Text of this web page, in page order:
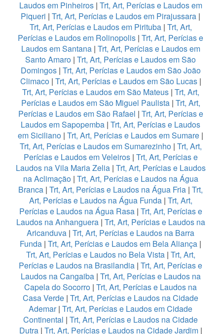
Laudos em Pinheiros| Trt, Art, Perícias e Laudos em
Piqueri | Trt, Art, Perícias e Laudos em Pirajussara |
Trt, Art, Perícias e Laudos em Pirituba| Trt, Art,
Perícias e Laudos em Rolinopolis | Trt, Art, Perícias e
Laudos em Santana| Trt, Art, Perícias e Laudos em
Santo Amaro | Trt, Art, Perícias e Laudos em São
Domingos| Trt, Art, Perícias e Laudos em São João
Climaco| Trt, Art, Perícias e Laudos em São Lucas|
Trt, Art, Perícias e Laudos em São Mateus | Trt, Art,
Perícias e Laudos em São Miguel Paulista| Trt, Art,
Perícias e Laudos em São Rafael | Trt, Art, Perícias e
Laudos em Sapopemba | Trt, Art, Perícias e Laudos
em Siciliano | Trt, Art, Perícias e Laudos em Sumare |
Trt, Art, Perícias e Laudos em Sumarezinho| Trt, Art,
Perícias e Laudos em Veleiros| Trt, Art, Perícias e
Laudos na Vila Maria Zelia| Trt, Art, Perícias e Laudos
na Aclimação| Trt, Art, Perícias e Laudos na Água
Branca | Trt, Art, Perícias e Laudos na Água Fria | Trt,
Art, Perícias e Laudos na Água Funda| Trt, Art,
Perícias e Laudos na Água Rasa | Trt, Art, Perícias e
Laudos na Anhanguera| Trt, Art, Perícias e Laudos na
Aricanduva | Trt, Art, Perícias e Laudos na Barra
Funda | Trt, Art, Perícias e Laudos em Bela Aliança |
Trt, Art, Perícias e Laudos no Bela Vista| Trt, Art,
Perícias e Laudos na Brasilandia | Trt, Art, Perícias e
Laudos na Cangaiba| Trt, Art, Perícias e Laudos na
Capela do Socorro | Trt, Art, Perícias e Laudos na
Casa Verde | Trt, Art, Perícias e Laudos na Cidade
Ademar| Trt, Art, Perícias e Laudos em Cidade
Continental | Trt, Art, Perícias e Laudos na Cidade
Dutra | Trt, Art, Perícias e Laudos na Cidade Jardim|